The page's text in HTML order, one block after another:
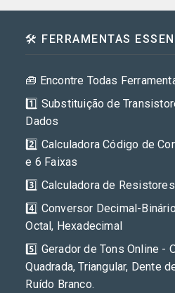
🛠️ FERRAMENTAS
🧰 Encontre Todas
1️⃣ Substituição de
Dados
2️⃣ Calculadora Código de
e 6 Faixas
3️⃣ Calculadora de
4️⃣ Conversor Decimal-
Octal, Hexadecimal
5️⃣ Gerador de Tons Online -
Quadrada, Triangular, Dente
Ruído Branco.